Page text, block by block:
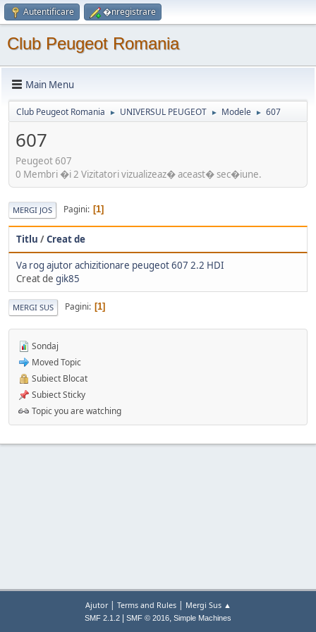
Autentificare �nregistrare
Club Peugeot Romania
Main Menu
Club Peugeot Romania ► UNIVERSUL PEUGEOT ► Modele ► 607
607
Peugeot 607
0 Membri �i 2 Vizitatori vizualizeaz� aceast� sec�iune.
MERGI JOS Pagini 1
Titlu /Creat de
Va rog ajutor achizitionare peugeot 607 2.2 HDI
Creat de gik85
MERGI SUS Pagini 1
Sondaj
Moved Topic
Subiect Blocat
Subiect Sticky
Topic you are watching
Ajutor| Terms and Rules| Mergi Sus ▲
SMF 2.1.2 SMF © 2016, Simple Machines